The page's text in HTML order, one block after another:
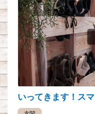
いってきます！ス